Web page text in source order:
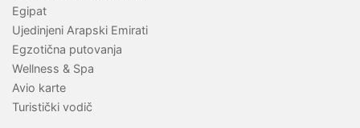
Egipat
Ujedinjeni Arapski Emirati
Egzotična putovanja
Wellness & Spa
Avio karte
Turistički vodič